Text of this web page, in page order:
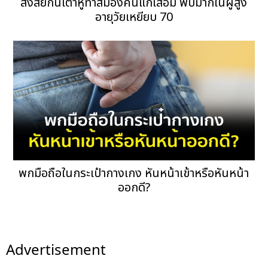
อายุวัยเหยียบ 70
พกมือถือในกระเป๋ากางเกง หันหน้าเข้าหรือหันหน้า
ออกดี?
Advertisement